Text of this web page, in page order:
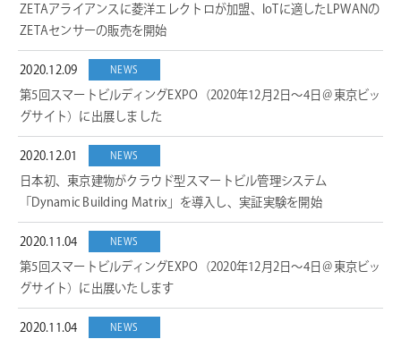
ZETAアライアンスに菱洋エレクトロが加盟、IoTに適したLPWANの
ZETAセンサーの販売を開始
2020.12.09 NEWS
第5回スマートビルディングEXPO（2020年12月2日～4日＠東京ビッ
グサイト）に出展しました
2020.12.01 NEWS
日本初、東京建物がクラウド型スマートビル管理システム
「Dynamic Building Matrix」を導入し、実証実験を開始
2020.11.04 NEWS
第5回スマートビルディングEXPO（2020年12月2日～4日＠東京ビッ
グサイト）に出展いたします
2020.11.04 NEWS